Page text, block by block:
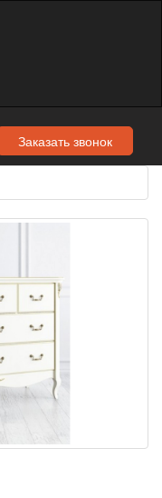
Заказать звонок